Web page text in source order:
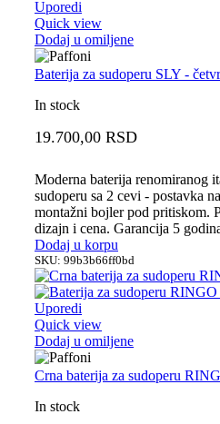
Uporedi
Quick view
Dodaj u omiljene
Baterija za sudoperu SLY -
In stock
19.700,00 RSD
Moderna baterija renomiranog
sudoperu sa 2 cevi - postavka
montažni bojler pod pritiskom.
dizajn i cena. Garancija 5
Dodaj u korpu
SKU: 99b3b66ff0bd
Uporedi
Quick view
Dodaj u omiljene
Crna baterija za sudoperu
In stock